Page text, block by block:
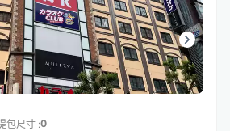
包尺寸 :0